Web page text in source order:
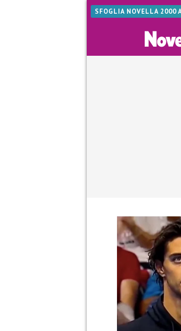
SFOGLIA NOVELLA 2000